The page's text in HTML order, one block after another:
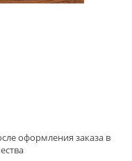
оформления заказа в